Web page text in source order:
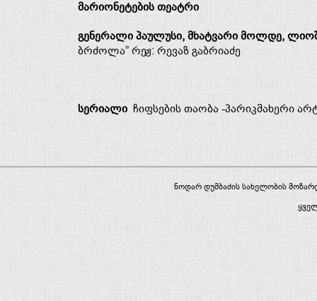
მარიონეტების თეატრი
გენერალი პაულუსი, მხატვარი მოლდე,
ბრძოლა” რეჟ: რევაზ გაბრიაძე
სერიალი ჩიფსების თაობა -პარიკმახერი
ნოდარ დუმბაძის სახელობის